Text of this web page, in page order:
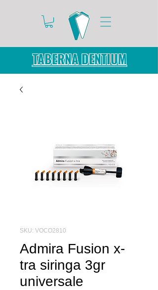
TABERNA DENTIUM
SKU: VOCO2810
Admira Fusion x-
tra siringa 3gr
universale